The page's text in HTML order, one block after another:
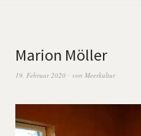
Marion Möller
19. Februar 2020 von Meerkultur